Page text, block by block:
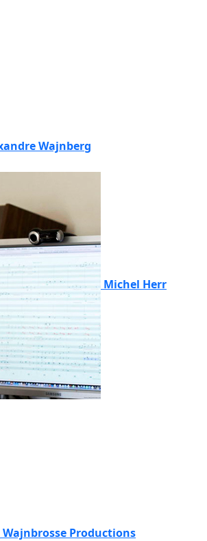
Wajnberg
Michel Herr
Wajnbrosse Productions